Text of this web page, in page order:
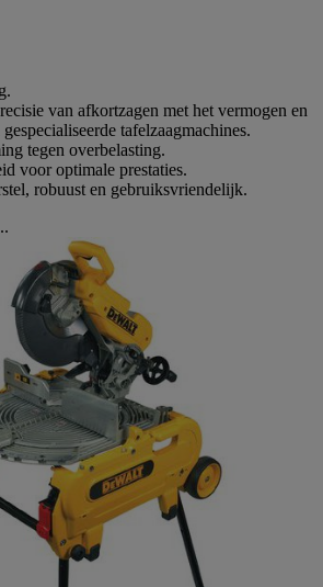
van afkortzagen met het vermogen en
tafelzaagmachines.
tegen overbelasting.
voor optimale prestaties.
robuust en gebruiksvriendelijk.